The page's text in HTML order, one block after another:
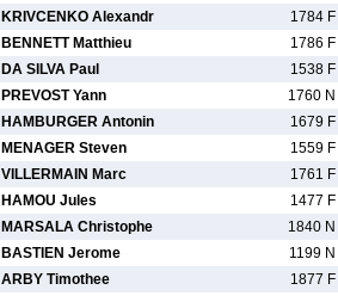
KRIVCENKO Alexandr
1784 F
BENNETT Matthieu
1786 F
DA SILVA Paul
1538 F
PREVOST Yann
1760 N
HAMBURGER Antonin
1679 F
MENAGER Steven
1559 F
VILLERMAIN Marc
1761 F
HAMOU Jules
1477 F
MARSALA Christophe
1840 N
BASTIEN Jerome
1199 N
ARBY Timothee
1877 F